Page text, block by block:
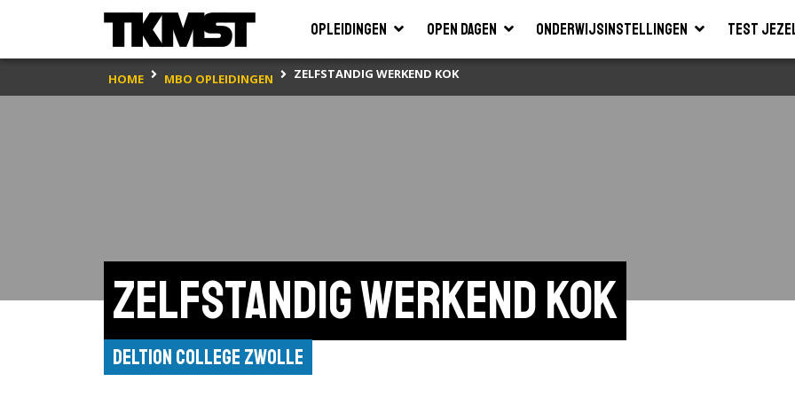
Opleidingen Open dagen Onderwijsinstellingen Test
HOME MBO OPLEIDINGEN ZELFSTANDIG WERKEND KOK
Zelfstandig werkend kok
Deltion College Zwolle